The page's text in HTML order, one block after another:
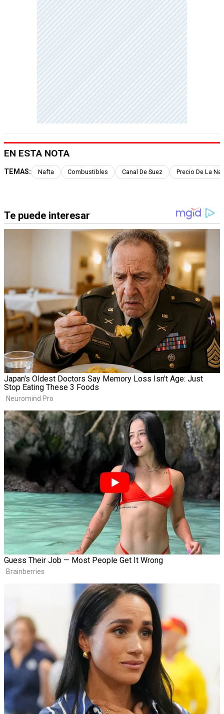
EN ESTA NOTA
TEMAS: Nafta Combustibles Canal De Suez Precio De La